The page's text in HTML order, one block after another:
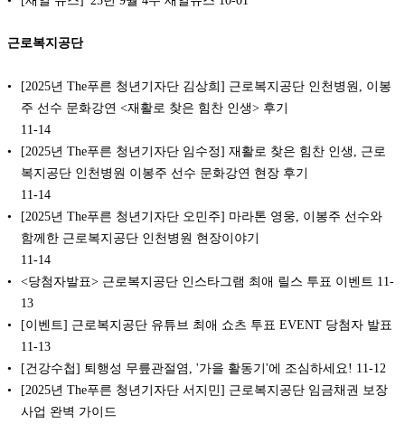
근로복지공단
[2025년 The푸른 청년기자단 김상희] 근로복지공단 인천병원, 이봉
주 선수 문화강연 <재활로 찾은 힘찬 인생> 후기
11-14
[2025년 The푸른 청년기자단 임수정] 재활로 찾은 힘찬 인생, 근로
복지공단 인천병원 이봉주 선수 문화강연 현장 후기
11-14
[2025년 The푸른 청년기자단 오민주] 마라톤 영웅, 이봉주 선수와
함께한 근로복지공단 인천병원 현장이야기
11-14
<당첨자발표> 근로복지공단 인스타그램 최애 릴스 투표 이벤트 11-
13
[이벤트] 근로복지공단 유튜브 최애 쇼츠 투표 EVENT 당첨자 발표
11-13
[건강수첩] 퇴행성 무릎관절염, '가을 활동기'에 조심하세요! 11-12
[2025년 The푸른 청년기자단 서지민] 근로복지공단 임금채권 보장
사업 완벽 가이드